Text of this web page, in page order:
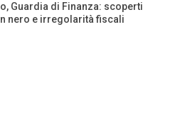
Guardia di Finanza: scoperti
nero e irregolarità fiscali